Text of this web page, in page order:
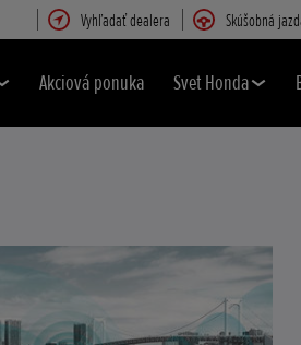
Vyhľadať dealera Skúšobná
Akciová ponuka Svet Honda